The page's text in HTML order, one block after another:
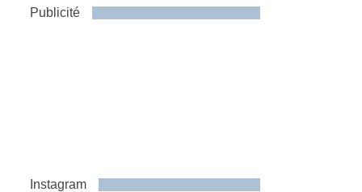
Publicité
Instagram